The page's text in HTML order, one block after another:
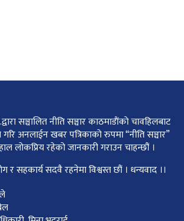
सञ्चालित नीति सञ्चार काठमाडाैंकाे चावहिलबाट
अनलाईन खबर पत्रिकाको रुपमा “नीति सञ्चार”
लोकप्रिय रहेको जानकारी गराउन चाहन्छौं ।
र सहकार्य सदवै रहनेमा विश्वस्त छौं । धन्यवाद ।।